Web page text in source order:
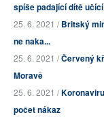
spíše padající dítě
25. 6. 2021 /Britský
ne naka...
25. 6. 2021 /Červený
Moravě
25. 6. 2021 /
počet nákaz